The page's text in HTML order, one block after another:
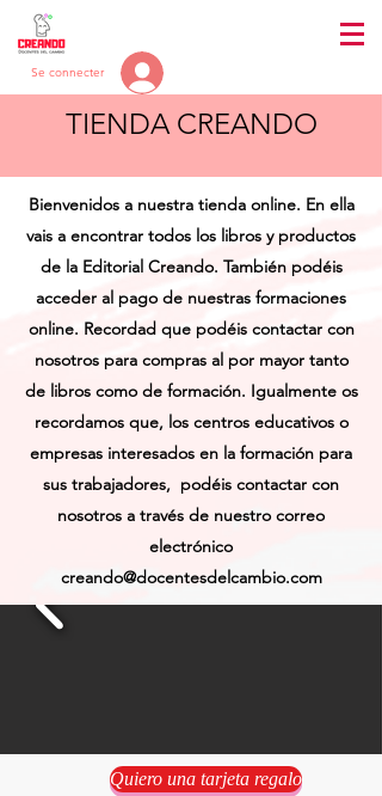
Se connecter
TIENDA CREANDO
Bienvenidos a nuestra tienda online. En ella
vais a encontrar todos los libros y productos
de la Editorial Creando. También podéis
acceder al pago de nuestras formaciones
online. Recordad que podéis contactar con
nosotros para compras al por mayor tanto
de libros como de formación. Igualmente os
recordamos que, los centros educativos o
empresas interesados en la formación para
sus trabajadores, podéis contactar con
nosotros a través de nuestro correo
electrónico
creando@docentesdelcambio.com
Quiero una tarjeta regalo